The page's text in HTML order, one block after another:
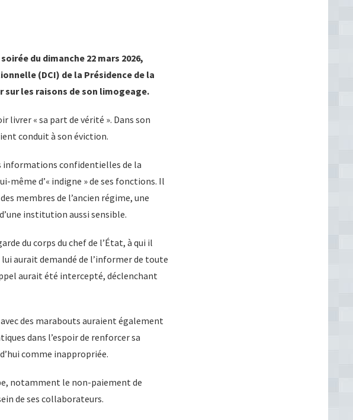
du dimanche 22 mars 2026,
(DCI) de la Présidence de la
sur les raisons de son limogeage.
livrer « sa part de vérité ». Dans son
conduit à son éviction.
informations confidentielles de la
même d’« indigne » de ses fonctions. Il
membres de l’ancien régime, une
institution aussi sensible.
du corps du chef de l’État, à qui il
aurait demandé de l’informer de toute
aurait été intercepté, déclenchant
des marabouts auraient également
dans l’espoir de renforcer sa
comme inappropriée.
notamment le non-paiement de
de ses collaborateurs.